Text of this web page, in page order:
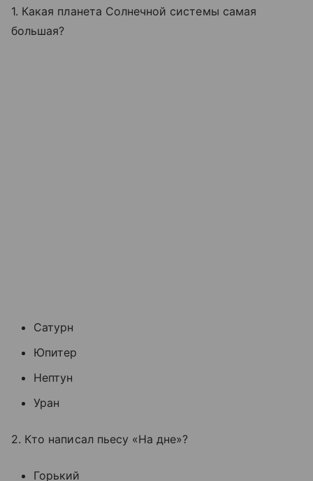
1. Какая планета Солнечной системы самая
большая?
Сатурн
Юпитер
Нептун
Уран
2. Кто написал пьесу «На дне»?
Горький